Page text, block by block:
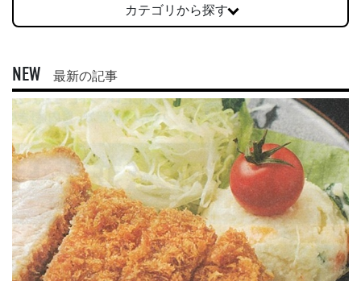
カテゴリから探す
NEW 最新の記事